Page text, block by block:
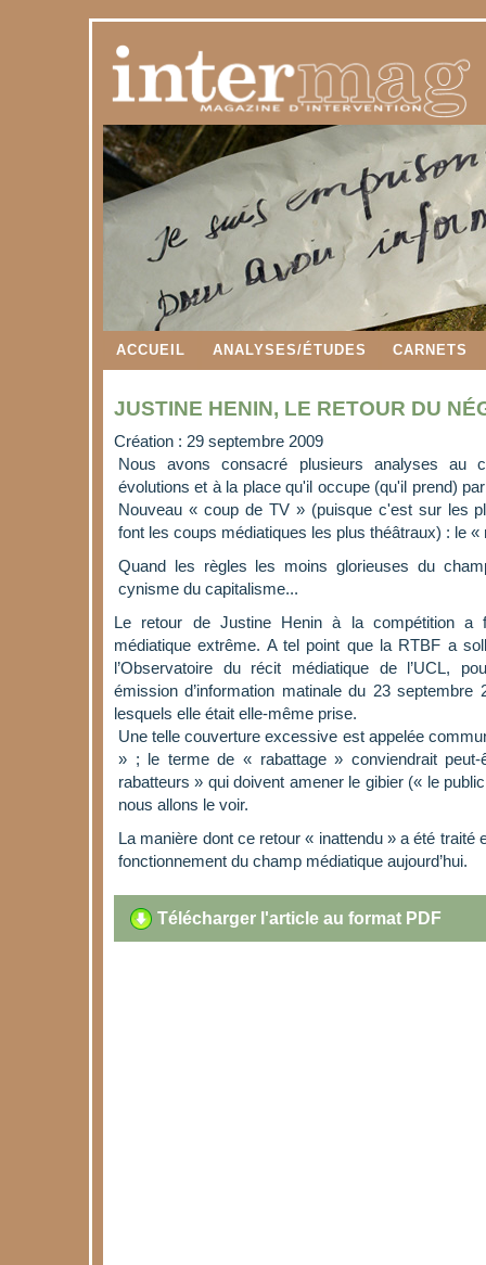
ACCUEIL ANALYSES/ÉTUDES CARNETS
JUSTINE HENIN, LE RETOUR DU
Création : 29 septembre 2009
Nous avons consacré plusieurs analyses au
évolutions et à la place qu'il occupe (qu'il prend)
Nouveau « coup de TV » (puisque c'est sur les
font les coups médiatiques les plus théâtraux) : le «
Quand les règles les moins glorieuses du
cynisme du capitalisme...
Le retour de Justine Henin à la compétition a
médiatique extrême. A tel point que la RTBF a
l’Observatoire du récit médiatique de l’UCL,
émission d’information matinale du 23
lesquels elle était elle-même prise.
Une telle couverture excessive est appelée
» ; le terme de « rabattage » conviendrait
rabatteurs » qui doivent amener le gibier (« le
nous allons le voir.
La manière dont ce retour « inattendu » a été traité
fonctionnement du champ médiatique aujourd’hui.
Télécharger l'article au format PDF